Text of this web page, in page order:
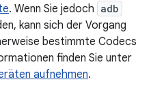
. Wenn Sie jedoch adb
kann sich der Vorgang
bestimmte Codecs
finden Sie unter
aufnehmen.